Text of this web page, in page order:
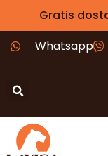
Gratis
Whatsapp